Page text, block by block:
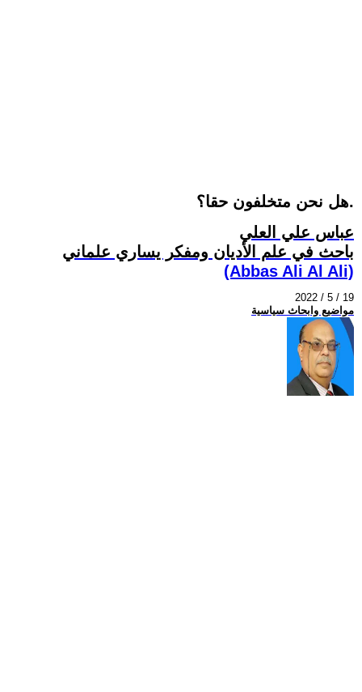
هل نحن متخلفون حقا؟.
عباس علي العلي
باحث في علم الأديان ومفكر يساري علماني
(Abbas Ali Al Ali)
2022 / 5 / 19
مواضيع وابحاث سياسية